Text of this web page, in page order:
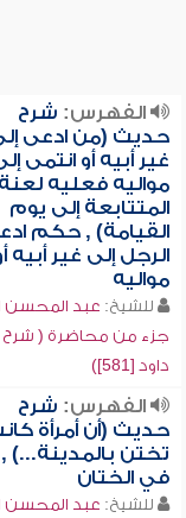
الفهرس: شرح
حديث (من ادعى
غير أبيه أو انتمى
مواليه فعليه لعنة
المتتابعة إلى يوم
القيامة) , حكم
الرجل إلى غير أبيه
مواليه
للشيخ: عبد المحسن
جزء من محاضرة ( شرح
داود [581])
الفهرس: شرح
حديث (أن أمرأة
تختن بالمدينة...) ,
في الختان
للشيخ: عبد المحسن